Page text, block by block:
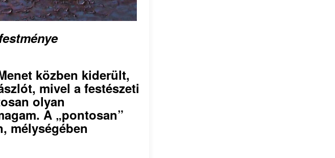
közben kiderült,
mivel a festészeti
olyan
A „pontosan”
mélységében